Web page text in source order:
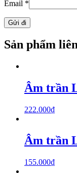
Email *
Sản phẩm
Âm trần
222.000₫
Âm trần
155.000₫